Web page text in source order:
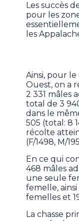
Les succès
pour les
les
Ainsi, pour
Ouest, on a
2 331 mâles
total de 3
dans le
505 (total: 8
récolte
(F/1498, M/
En ce qui
468 mâles
une seule
femelle, ainsi
femelles et
La chasse